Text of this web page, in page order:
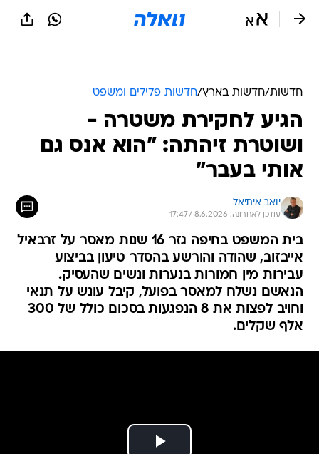
חדשות/חדשות בארץ/חדשות פלילים ומשפט
הגיע לחקירת משטרה -
ושוטרת זיהתה: "הוא אנס גם
אותי בעבר"
יואב איתיאל
עודכן לאחרונה: 8.6.2026 / 17:47
בית המשפט בחיפה גזר 16 שנות מאסר על זרבאיל
אייבזוב, שהודה והורשע בהסדר טיעון בביצוע
עבירות מין חמורות בנערות ונשים שהעסיק.
הנאשם נשלח למאסר בפועל, קיבל עונש על תנאי
וחויב לפצות את 8 הנפגעות בסכום כולל של 300
אלף שקלים.